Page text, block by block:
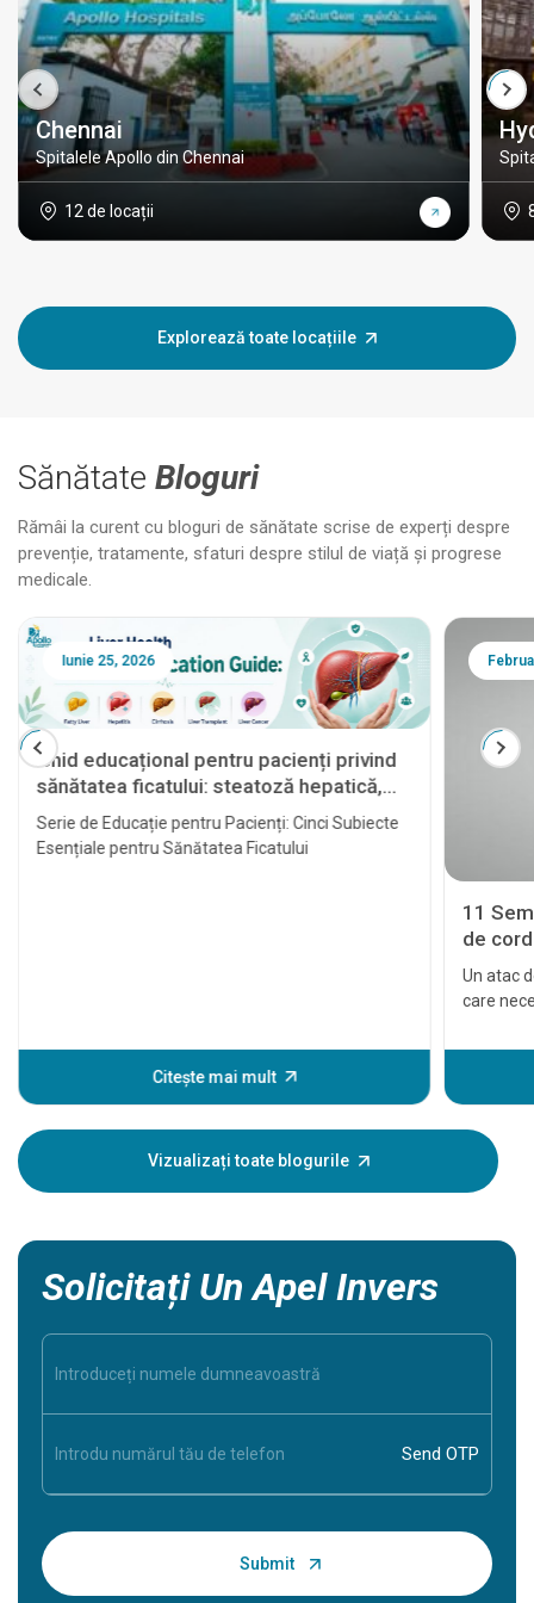
Chennai
Spitalele Apollo din Chennai
12 de locații
Explorează toate locațiile
Sănătate Bloguri
Rămâi la curent cu bloguri de sănătate scrise de experți despre
prevenție, tratamente, sfaturi despre stilul de viață și progrese
medicale.
Iunie 25, 2026
Ghid educațional pentru pacienți privind
sănătatea ficatului: steatoză hepatică,
hepatită, ciroză, transplant hepatic și
cancer hepatic
Serie de Educație pentru Pacienți: Cinci Subiecte
Esențiale pentru Sănătatea Ficatului
Citește mai mult
11
de
Un atac
care
tratat la
unele
în
Vizualizați toate blogurile
Solicitați Un Apel Invers